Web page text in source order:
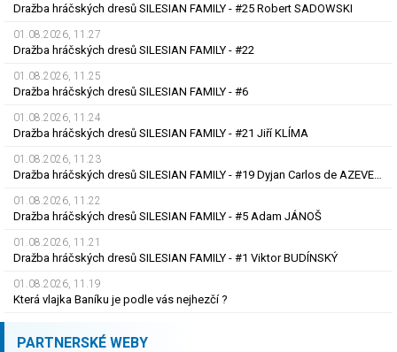
Dražba hráčských dresů SILESIAN FAMILY - #25 Robert SADOWSKI
01.08.2026, 11.27
Dražba hráčských dresů SILESIAN FAMILY - #22
01.08.2026, 11.25
Dražba hráčských dresů SILESIAN FAMILY - #6
01.08.2026, 11.24
Dražba hráčských dresů SILESIAN FAMILY - #21 Jiří KLÍMA
01.08.2026, 11.23
01.08.2026, 11.22
Dražba hráčských dresů SILESIAN FAMILY - #5 Adam JÁNOŠ
01.08.2026, 11.21
Dražba hráčských dresů SILESIAN FAMILY - #1 Viktor BUDÍNSKÝ
01.08.2026, 11.19
Která vlajka Baníku je podle vás nejhezčí ?
PARTNERSKÉ WEBY